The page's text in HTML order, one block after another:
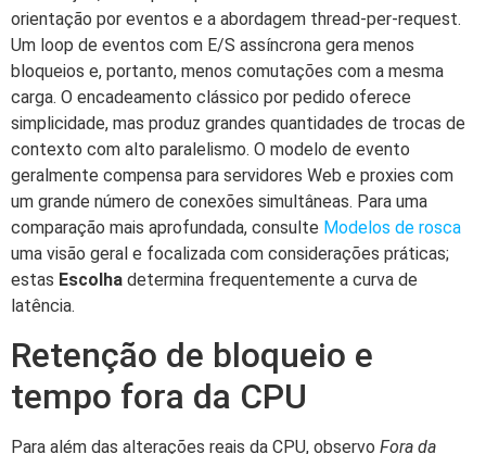
orientação por eventos e a abordagem thread-per-request.
Um loop de eventos com E/S assíncrona gera menos
bloqueios e, portanto, menos comutações com a mesma
carga. O encadeamento clássico por pedido oferece
simplicidade, mas produz grandes quantidades de trocas de
contexto com alto paralelismo. O modelo de evento
geralmente compensa para servidores Web e proxies com
um grande número de conexões simultâneas. Para uma
comparação mais aprofundada, consulte Modelos de rosca
uma visão geral e focalizada com considerações práticas;
estas Escolha determina frequentemente a curva de
latência.
Retenção de bloqueio e
tempo fora da CPU
Para além das alterações reais da CPU, observo Fora da